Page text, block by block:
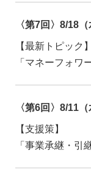
〈第7回〉8/18（
【最新トピック】
「マネーフォワ
〈第6回〉8/11（
【支援策】
「事業承継・引